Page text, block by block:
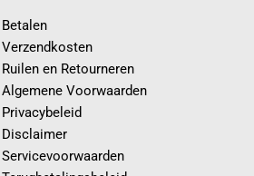
Betalen
Verzendkosten
Ruilen en Retourneren
Algemene Voorwaarden
Privacybeleid
Disclaimer
Servicevoorwaarden